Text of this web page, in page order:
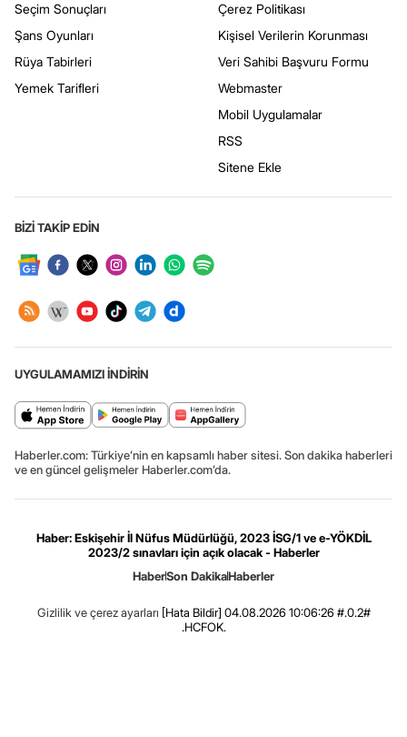
Seçim Sonuçları
Şans Oyunları
Rüya Tabirleri
Yemek Tarifleri
Çerez Politikası
Kişisel Verilerin Korunması
Veri Sahibi Başvuru Formu
Webmaster
Mobil Uygulamalar
RSS
Sitene Ekle
BİZİ TAKİP EDİN
UYGULAMAMIZI İNDİRİN
Haberler.com: Türkiye’nin en kapsamlı haber sitesi. Son dakika haberleri
ve en güncel gelişmeler Haberler.com’da.
Haber: Eskişehir İl Nüfus Müdürlüğü, 2023 İSG/1 ve e-YÖKDİL
2023/2 sınavları için açık olacak - Haberler
HaberSon DakikaHaberler
Gizlilik ve çerez ayarları [Hata Bildir] 04.08.2026 10:06:26 #.0.2#
.HCFOK.